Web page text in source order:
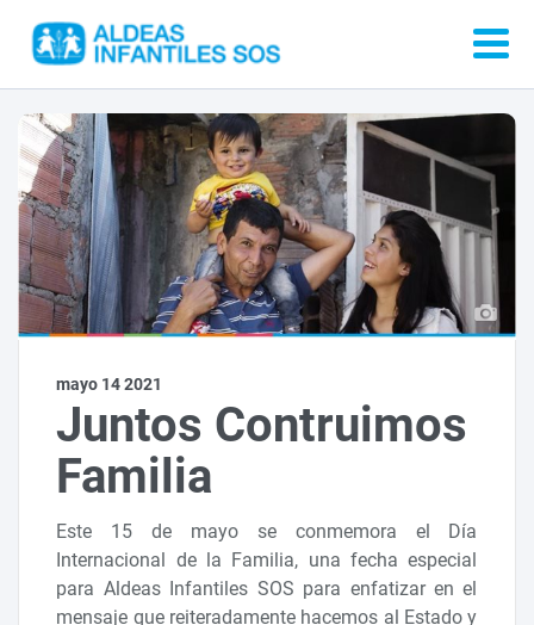
mayo 14 2021
Juntos Contruimos
Familia
Este 15 de mayo se conmemora el Día
Internacional de la Familia, una fecha especial
para Aldeas Infantiles SOS para enfatizar en el
mensaje que reiteradamente hacemos al Estado y